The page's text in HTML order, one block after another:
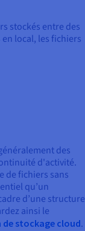
stockés entre des
local, les fichiers
des
d'activité.
de fichiers sans
qu’un
d’une structure
ainsi le
stockage cloud.